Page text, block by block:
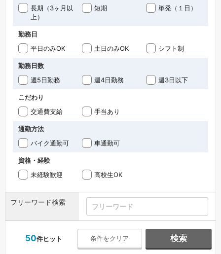
長期（3ヶ月以
上）
短期 単発（１日）
勤務日
平日のみOK
土日のみOK シフト制
勤務日数
週5日勤務
週4日勤務 週3日以下
こだわり
交通費支給
手当あり
通勤方法
バイク通勤可
車通勤可
資格・経験
未経験歓迎
高校生OK
フリーワード検索
50件ヒット 条件をクリア 検索